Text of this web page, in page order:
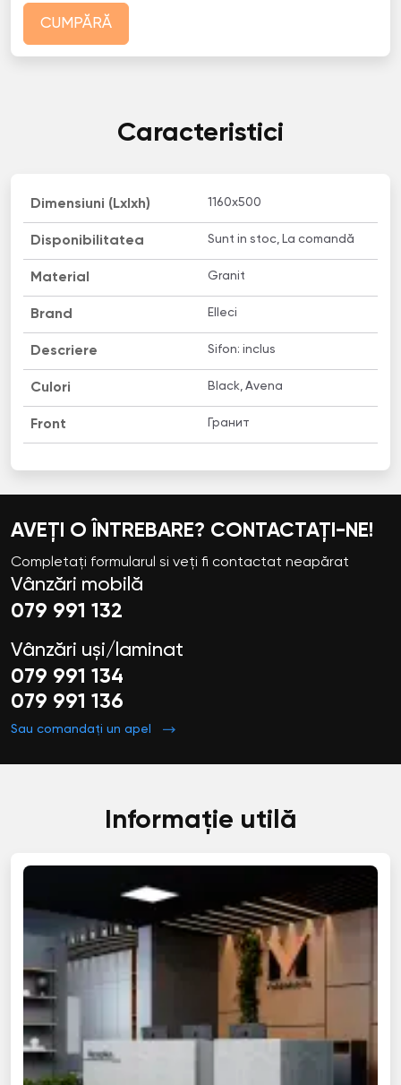
CUMPĂRĂ
Caracteristici
Dimensiuni (Lxlxh) 1160x500
Disponibilitatea Sunt in stoc, La comandă
Material Granit
Brand Elleci
Descriere Sifon: inclus
Culori Black, Avena
Front Гранит
AVEȚI O ÎNTREBARE? CONTACTAȚI-NE!
Completați formularul si veți fi contactat neapărat
Vânzări mobilă
079 991 132
Vânzări uși/laminat
079 991 134
079 991 136
Sau comandați un apel
Informație utilă